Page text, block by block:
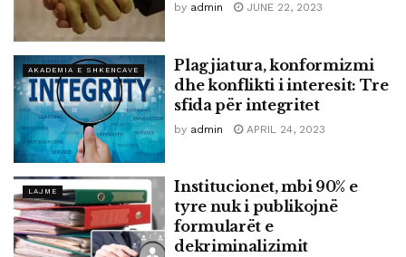
by admin JUNE 22, 2023
AKADEMIA E SHKENCAVE
Plagjiatura, konformizmi
dhe konflikti i interesit: Tre
sfida për integritet
by admin APRIL 24, 2023
LAJME
Institucionet, mbi 90% e
tyre nuk i publikojnë
formularët e
dekriminalizimit